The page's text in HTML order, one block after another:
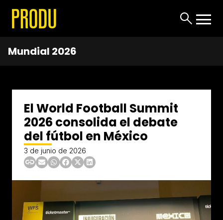
Mundial 2026
El World Football Summit
2026 consolida el debate
del fútbol en México
3 de junio de 2026